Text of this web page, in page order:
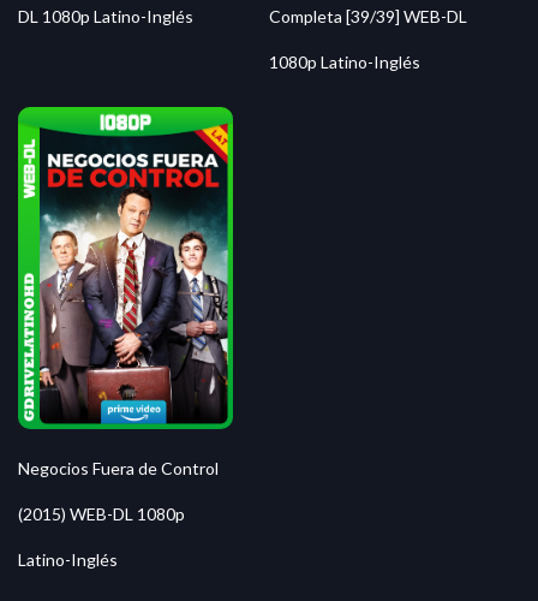
DL 1080p Latino-Inglés Completa [39/39] WEB-DL
1080p Latino-Inglés
Negocios Fuera de Control
(2015) WEB-DL 1080p
Latino-Inglés